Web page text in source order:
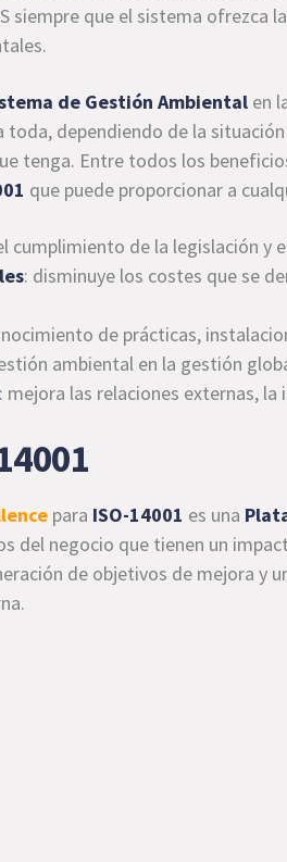
siempre que el sistema ofrezca
de Gestión Ambiental en
toda, dependiendo de la
tenga. Entre todos los
que puede proporcionar a
cumplimiento de la legislación y
: disminuye los costes que se
de prácticas,
ambiental en la gestión
: mejora las relaciones externas, la
para ISO-14001 es una
del negocio que tienen un
de objetivos de mejora y